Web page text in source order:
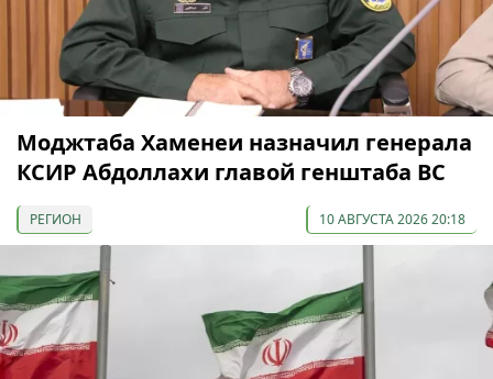
Моджтаба Хаменеи назначил генерала
КСИР Абдоллахи главой генштаба ВС
РЕГИОН 10 АВГУСТА 2026 20:18